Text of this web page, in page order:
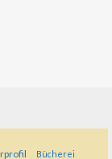
Bücherei